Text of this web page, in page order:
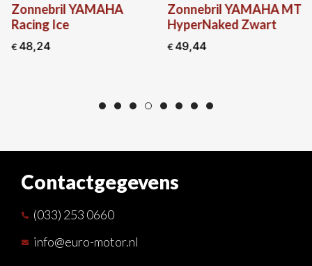
Zonnebril YAMAHA
Racing Ice
€ 48,24
Zonnebril YAMAHA MT
HyperNaked Zwart
€ 49,44
Contactgegevens
(033) 253 0660
info@euro-motor.nl